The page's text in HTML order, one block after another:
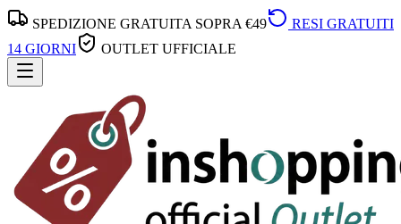
SPEDIZIONE GRATUITA SOPRA €49
RESI GRATUITI
14 GIORNI
OUTLET UFFICIALE